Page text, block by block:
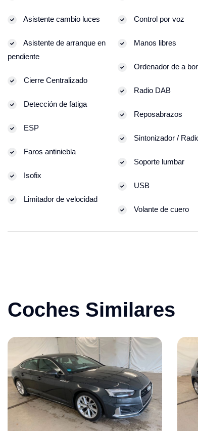
Asistente cambio luces
Asistente de arranque en
pendiente
Cierre Centralizado
Detección de fatiga
ESP
Faros antiniebla
Isofix
Limitador de velocidad
Control por voz
Manos libres
Ordenador de a
Radio DAB
Reposabrazos
Sintonizador /
Soporte lumbar
USB
Volante de cuero
Coches Similares